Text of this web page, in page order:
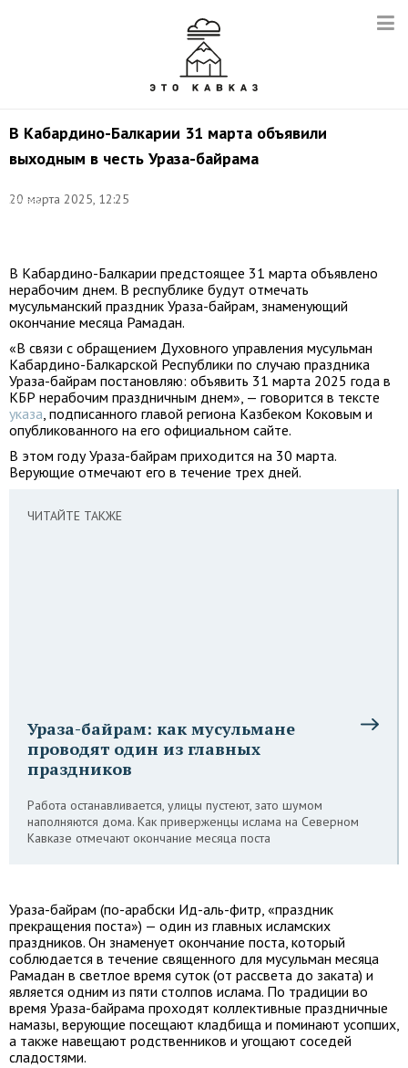
В Кабардино-Балкарии 31 марта объявили
выходным в честь Ураза-байрама
20 марта 2025, 12:25
Сергей
В Кабардино-Балкарии предстоящее 31 марта объявлено
нерабочим днем. В республике будут отмечать
мусульманский праздник Ураза-байрам, знаменующий
окончание месяца Рамадан.
«В связи с обращением Духовного управления мусульман
Кабардино-Балкарской Республики по случаю праздника
Ураза-байрам постановляю: объявить 31 марта 2025 года в
КБР нерабочим праздничным днем», — говорится в тексте
указа, подписанного главой региона Казбеком Коковым и
опубликованного на его официальном сайте.
В этом году Ураза-байрам приходится на 30 марта.
Верующие отмечают его в течение трех дней.
ЧИТАЙТЕ ТАКЖЕ
Ураза-байрам: как мусульмане
проводят один из главных
праздников
Работа останавливается, улицы пустеют, зато шумом
наполняются дома. Как приверженцы ислама на Северном
Кавказе отмечают окончание месяца поста
Ураза-байрам (по-арабски Ид-аль-фитр, «праздник
прекращения поста») — один из главных исламских
праздников. Он знаменует окончание поста, который
соблюдается в течение священного для мусульман месяца
Рамадан в светлое время суток (от рассвета до заката) и
является одним из пяти столпов ислама. По традиции во
время Ураза-байрама проходят коллективные праздничные
намазы, верующие посещают кладбища и поминают усопших,
а также навещают родственников и угощают соседей
сладостями.